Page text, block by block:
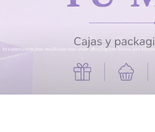
breadcrumbs.box-multiuso-con-visor-26x17x9-cm-linea-premium